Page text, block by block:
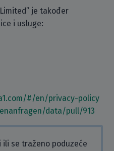
je također
i usluge:
#/en/privacy-policy
data/pull/913
ili se traženo poduzeće